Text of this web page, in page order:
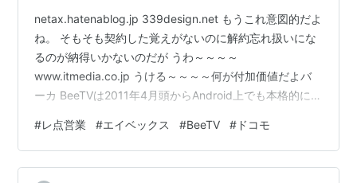
netax.hatenablog.jp 339design.net もうこれ意図的だよ
ね。 そもそも契約した覚えがないのに解約忘れ扱いにな
るのが納得いかないのだが うわ～～～～
www.itmedia.co.jp うける～～～～何が付加価値だよバ
ーカ BeeTVは2011年4月頭からAndroid上でも本格的に展
モード版を解約する必要がありますが、BeeTVのスマー
トフォンの会員数は50万を超えていますし、今も会員数
は急激に増えています。 勝手に契約させといて何を言っ
#レ点営業 #エイベックス #BeeTV # ドコモ